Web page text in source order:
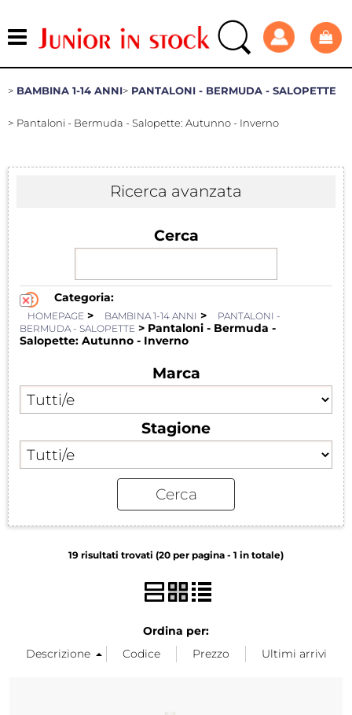
BAMBINA 1-14 ANNI PANTALONI - BERMUDA - SALOPETTE
Pantaloni - Bermuda - Salopette: Autunno - Inverno
Ricerca avanzata
Cerca
Categoria:
HOMEPAGE > BAMBINA 1-14 ANNI >
PANTALONI -
BERMUDA - SALOPETTE > Pantaloni - Bermuda -
Salopette: Autunno - Inverno
Marca
Stagione
19 risultati trovati (20 per pagina - 1 in totale)
Ordina per: